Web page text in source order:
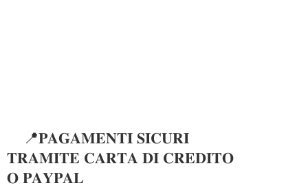
📍𝐏𝐀𝐆𝐀𝐌𝐄𝐍𝐓𝐈 𝐒𝐈𝐂𝐔𝐑𝐈
𝐓𝐑𝐀𝐌𝐈𝐓𝐄 𝐂𝐀𝐑𝐓𝐀 𝐃𝐈 𝐂𝐑𝐄𝐃𝐈𝐓𝐎
𝐎 𝐏𝐀𝐘𝐏𝐀𝐋